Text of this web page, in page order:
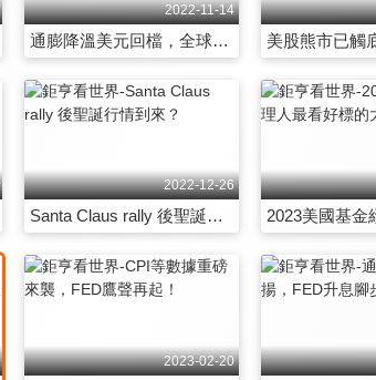
2022-11-14
通膨降溫美元回檔，全球市場普天同慶
2022-12-26
Santa Claus rally 後聖誕行情到來？
2023-02-20